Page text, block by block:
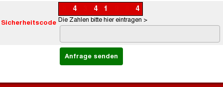
Sicherheitscode
4 4 1 4
Die Zahlen bitte hier eintragen >